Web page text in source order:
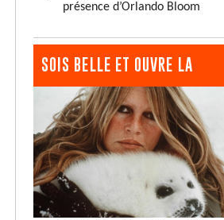
présence d’Orlando Bloom
SOIS BELLE ET OUVRE LA